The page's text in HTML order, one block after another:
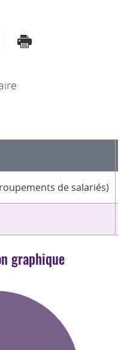
TWITTERSUR LINKEDIN
IMPRIMER
de salariés)
graphique